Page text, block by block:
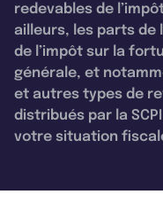
redevables de
ailleurs, les parts de
de l’impôt sur la
générale, et
et autres types de
distribués par la
votre situation